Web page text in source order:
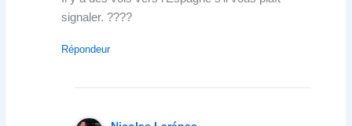
signaler. ????
Répondeur